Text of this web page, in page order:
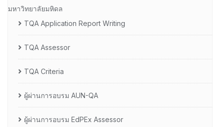
มหาวิทยาลัยมหิดล
TQA Application Report Writing
TQA Assessor
TQA Criteria
ผู้ผ่านการอบรม AUN-QA
ผู้ผ่านการอบรม EdPEx Assessor